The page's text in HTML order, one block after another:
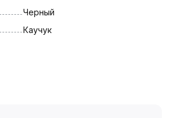
Черный
Каучук